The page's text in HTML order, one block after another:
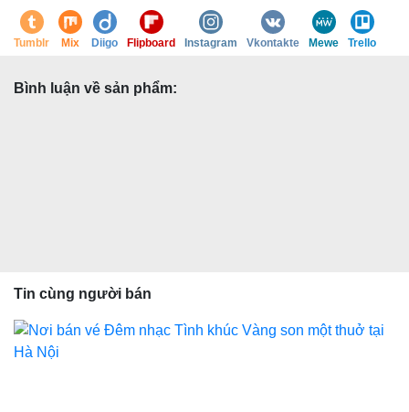
Tumblr Mix Diigo Flipboard Instagram Vkontakte Mewe Trello
Bình luận về sản phẩm:
Tin cùng người bán